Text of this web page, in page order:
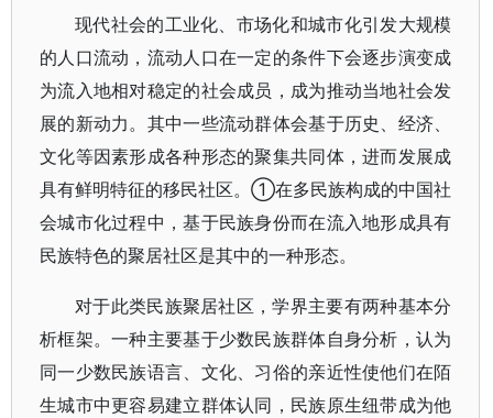
现代社会的工业化、市场化和城市化引发大规模
的人口流动，流动人口在一定的条件下会逐步演变成
为流入地相对稳定的社会成员，成为推动当地社会发
展的新动力。其中一些流动群体会基于历史、经济、
文化等因素形成各种形态的聚集共同体，进而发展成
具有鲜明特征的移民社区。①在多民族构成的中国社
会城市化过程中，基于民族身份而在流入地形成具有
民族特色的聚居社区是其中的一种形态。
对于此类民族聚居社区，学界主要有两种基本分
析框架。一种主要基于少数民族群体自身分析，认为
同一少数民族语言、文化、习俗的亲近性使他们在陌
生城市中更容易建立群体认同，民族原生纽带成为他